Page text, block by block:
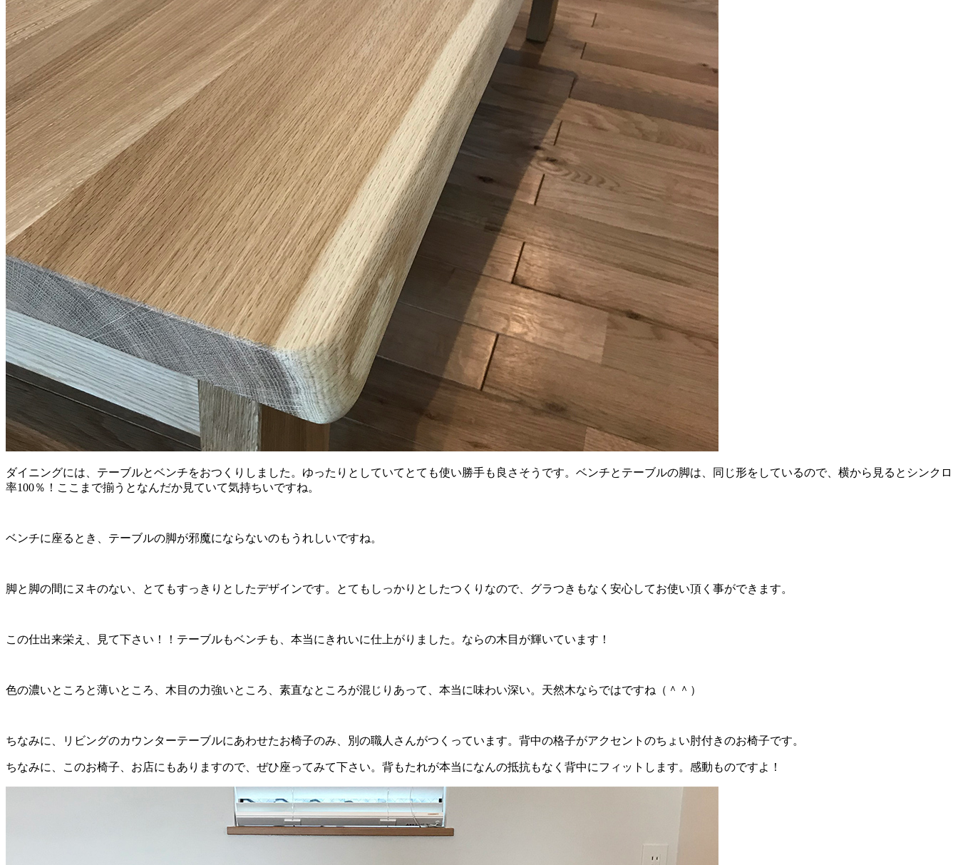
ダイニングには、テーブルとベンチをおつくりしました。ゆったりとしていてとても使い勝手も良さそうです。ベンチとテーブルの脚は、同じ形をしているので、横から見るとシンクロ
率100％！ここまで揃うとなんだか見ていて気持ちいですね。
ベンチに座るとき、テーブルの脚が邪魔にならないのもうれしいですね。
脚と脚の間にヌキのない、とてもすっきりとしたデザインです。とてもしっかりとしたつくりなので、グラつきもなく安心してお使い頂く事ができます。
この仕出来栄え、見て下さい！！テーブルもベンチも、本当にきれいに仕上がりました。ならの木目が輝いています！
色の濃いところと薄いところ、木目の力強いところ、素直なところが混じりあって、本当に味わい深い。天然木ならではですね（＾＾）
ちなみに、リビングのカウンターテーブルにあわせたお椅子のみ、別の職人さんがつくっています。背中の格子がアクセントのちょい肘付きのお椅子です。
ちなみに、このお椅子、お店にもありますので、ぜひ座ってみて下さい。背もたれが本当になんの抵抗もなく背中にフィットします。感動ものですよ！